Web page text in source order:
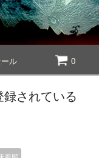
ル 0
録されている